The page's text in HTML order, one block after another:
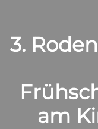
3.
am